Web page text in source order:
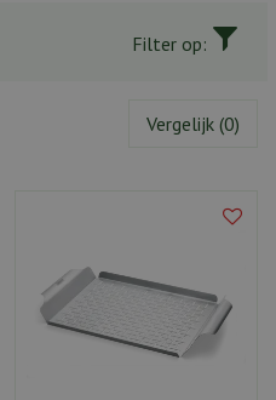
Filter op:
Vergelijk (0)